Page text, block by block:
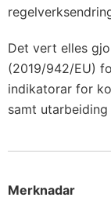
Det vert elles
(2019/942/EU)
indikatorar for
samt
Merknadar